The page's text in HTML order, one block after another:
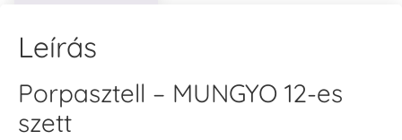
Leírás
Porpasztell – MUNGYO 12-es
szett